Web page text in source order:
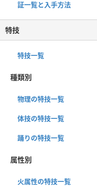
証一覧と入手方法
特技
特技一覧
種類別
物理の特技一覧
体技の特技一覧
踊りの特技一覧
属性別
火属性の特技一覧